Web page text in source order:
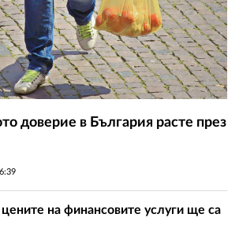
доверие в България расте през
на финансовите услуги ще са